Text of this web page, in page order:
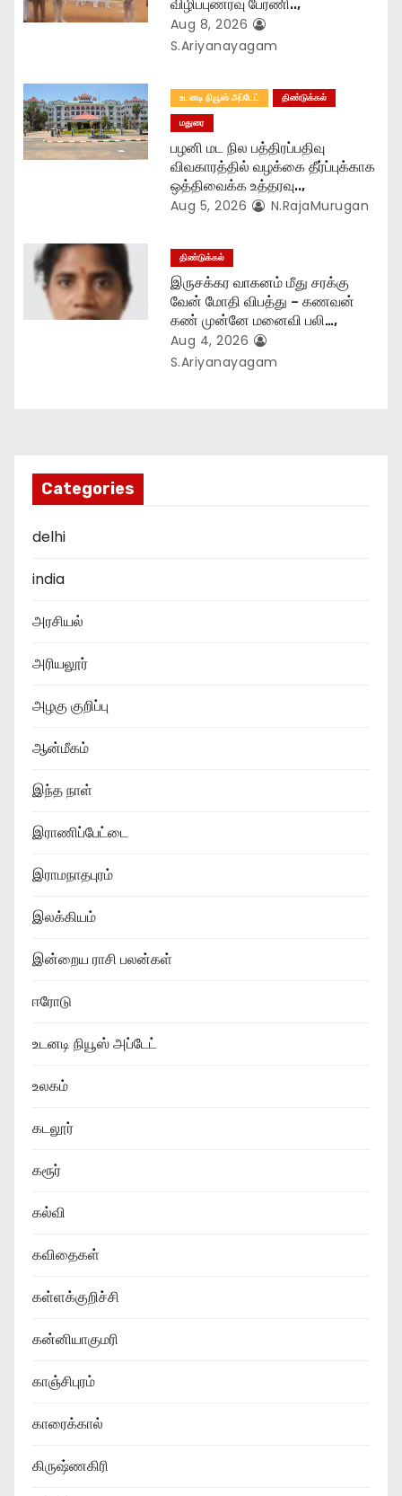
o
விழிப்புணர்வு பேரணி..,
Aug 8, 2026
S.Ariyanayagam
உடனடி நியூஸ் அப்டேட்
திண்டுக்கல்
மதுரை
பழனி மட நில பத்திரப்பதிவு
விவகாரத்தில் வழக்கை தீர்ப்புக்காக
ஒத்திவைக்க உத்தரவு..,
Aug 5, 2026 N.RajaMurugan
திண்டுக்கல்
இருசக்கர வாகனம் மீது சரக்கு
வேன் மோதி விபத்து – கணவன்
கண் முன்னே மனைவி பலி…,
Aug 4, 2026
S.Ariyanayagam
Categories
delhi
india
அரசியல்
அரியலூர்
அழகு குறிப்பு
ஆன்மீகம்
இந்த நாள்
இராணிப்பேட்டை
இராமநாதபுரம்
இலக்கியம்
இன்றைய ராசி பலன்கள்
ஈரோடு
உடனடி நியூஸ் அப்டேட்
உலகம்
கடலூர்
கரூர்
கல்வி
கவிதைகள்
கள்ளக்குறிச்சி
கன்னியாகுமரி
காஞ்சிபுரம்
காரைக்கால்
கிருஷ்ணகிரி